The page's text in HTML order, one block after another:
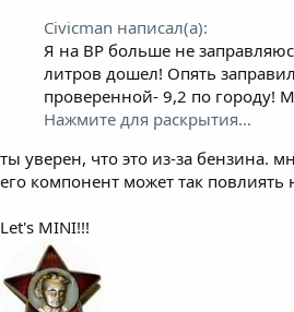
Civicman написал(а):
Я на ВР больше не
литров дошел! Опять
проверенной- 9,2 по городу!
Нажмите для раскрытия...
ты уверен, что это из-за бензина.
его компонент может так повлиять
Let's MINI!!!